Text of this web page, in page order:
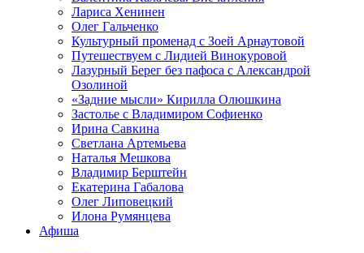
Лариса Хенинен
Олег Гальченко
Культурный променад с Зоей Арнаутовой
Путешествуем с Лидией Винокуровой
Лазурный Берег без пафоса с Александрой
Озолиной
«Задние мысли» Кирилла Олюшкина
Застолье с Владимиром Софиенко
Ирина Савкина
Светлана Артемьева
Наталья Мешкова
Владимир Берштейн
Екатерина Габалова
Олег Липовецкий
Илона Румянцева
Афиша